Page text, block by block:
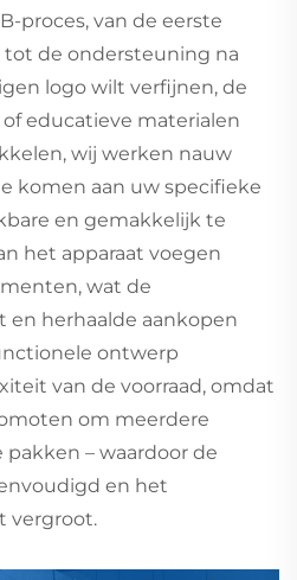
proces, van de eerste
de ondersteuning na
logo wilt verfijnen, de
educatieve materialen
wij werken nauw
komen aan uw specifieke
en gemakkelijk te
het apparaat voegen
wat de
herhaalde aankopen
ontwerp
van de voorraad, omdat
om meerdere
– waardoor de
en het
vergroot.